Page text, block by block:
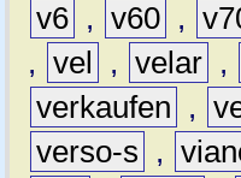
v6 , v60 ,
, vel , velar ,
verkaufen
,
verso-s
,